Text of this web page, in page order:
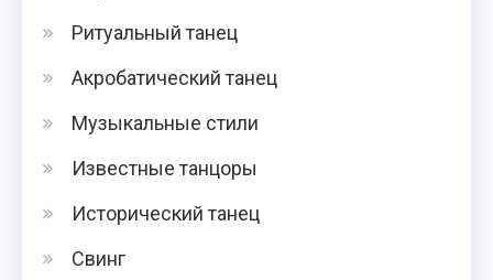
Ритуальный танец
Акробатический танец
Музыкальные стили
Известные танцоры
Исторический танец
Свинг